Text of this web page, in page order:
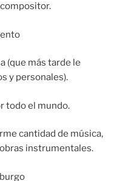
(que más tarde le
y personales).
todo el mundo.
cantidad de música,
instrumentales.